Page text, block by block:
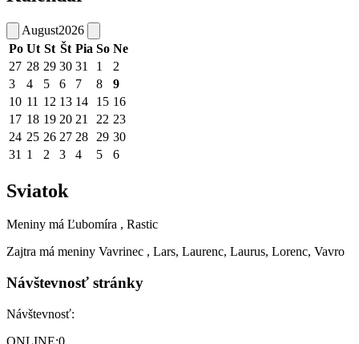
August2026
Po Ut St Št Pia So Ne
27 28 29 30 31 1
2
3
4 5 6 7 8
9
10 11 12 13 14 15 16
17 18 19 20 21 22 23
24 25 26 27 28 29 30
31 1 2 3 4 5 6
Sviatok
Meniny má Ľubomíra , Rastic
Zajtra má meniny Vavrinec , Lars, Laurenc, Laurus, Lorenc, Vavro
Návštevnosť stránky
Návštevnosť:
ONLINE:0